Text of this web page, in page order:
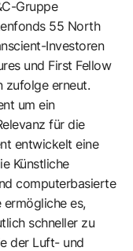
Gruppe
55 North
Investoren
und First Fellow
zufolge erneut.
um ein
für die
entwickelt eine
Künstliche
computerbasierte
ermögliche es,
schneller zu
der Luft- und